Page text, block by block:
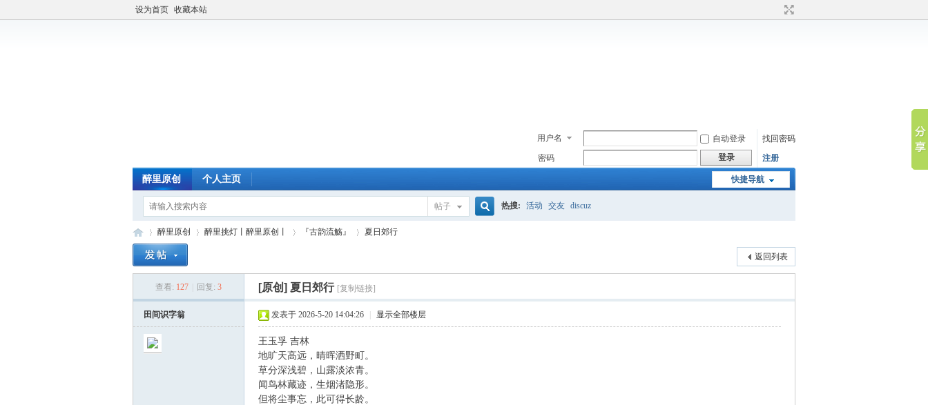
设为首页 收藏本站
用户名 自动登录
找回密码
密码
登录 注册
快捷导航
醉里原创 个人主页
帖子 热搜: 活动 交友 discuz
醉里原创 醉里挑灯丨醉里原创丨 『古韵流觞』
›
夏日郊行
返回列表
查看: 127 回复: 3 [原创] 夏日郊行 [复制链接]
田间识字翁 发表于 2026-5-20 14:04:26 显示全部楼层
王玉孚 吉林
地旷天高远，晴晖洒野町。
草分深浅碧，山露淡浓青。
闻鸟林藏迹，生烟渚隐形。
但将尘事忘，此可得长龄。